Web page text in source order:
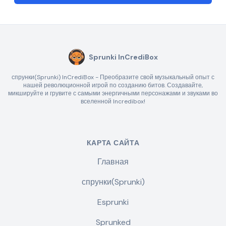
Sprunki InCrediBox
спрунки(Sprunki) InCrediBox - Преобразите свой музыкальный опыт с
нашей революционной игрой по созданию битов. Создавайте,
микшируйте и грувите с самыми энергичными персонажами и звуками во
вселенной Incredibox!
КАРТА САЙТА
Главная
спрунки(Sprunki)
Esprunki
Sprunked